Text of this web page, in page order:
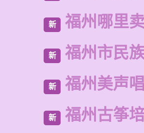
新 福州哪里
新 福州市民
新 福州美声
新 福州古筝